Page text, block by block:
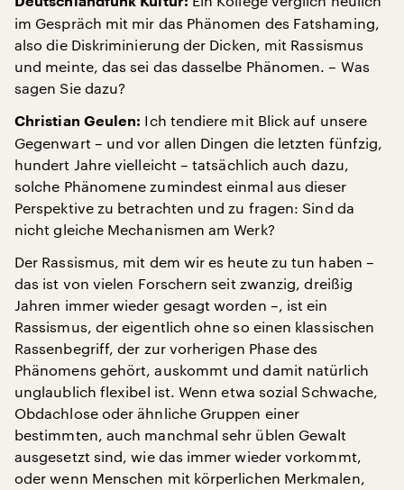
im Gespräch mit mir das Phänomen des Fatshaming,
also die Diskriminierung der Dicken, mit Rassismus
und meinte, das sei das dasselbe Phänomen. – Was
sagen Sie dazu?
Christian Geulen: Ich tendiere mit Blick auf unsere
Gegenwart – und vor allen Dingen die letzten fünfzig,
hundert Jahre vielleicht – tatsächlich auch dazu,
solche Phänomene zumindest einmal aus dieser
Perspektive zu betrachten und zu fragen: Sind da
nicht gleiche Mechanismen am Werk?
Der Rassismus, mit dem wir es heute zu tun haben –
das ist von vielen Forschern seit zwanzig, dreißig
Jahren immer wieder gesagt worden –, ist ein
Rassismus, der eigentlich ohne so einen klassischen
Rassenbegriff, der zur vorherigen Phase des
Phänomens gehört, auskommt und damit natürlich
unglaublich flexibel ist. Wenn etwa sozial Schwache,
Obdachlose oder ähnliche Gruppen einer
bestimmten, auch manchmal sehr üblen Gewalt
ausgesetzt sind, wie das immer wieder vorkommt,
oder wenn Menschen mit körperlichen Merkmalen,